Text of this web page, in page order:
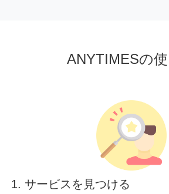
ANYTIMESの
1. サービスを見つける